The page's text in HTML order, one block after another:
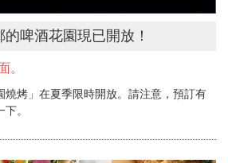
的啤酒花園現已開放！
。
燒烤」在夏季限時開放。請注意，預訂有
。